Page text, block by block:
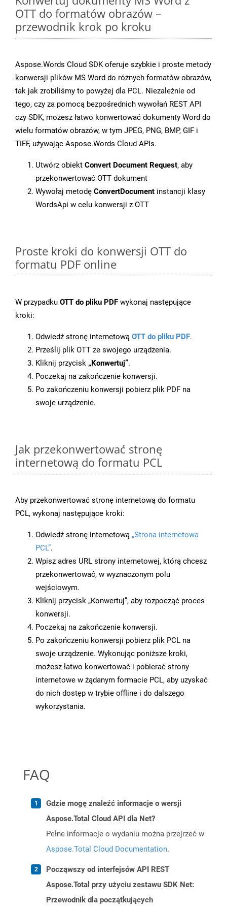
OTT do formatów obrazów –
przewodnik krok po kroku
Aspose.Words Cloud SDK oferuje szybkie i proste metody
konwersji plików MS Word do różnych formatów obrazów,
tak jak zrobiliśmy to powyżej dla PCL. Niezależnie od
tego, czy za pomocą bezpośrednich wywołań REST API
czy SDK, możesz łatwo konwertować dokumenty Word do
wielu formatów obrazów, w tym JPEG, PNG, BMP, GIF i
TIFF, używając Aspose.Words Cloud APIs.
Utwórz obiekt Convert Document Request, aby
przekonwertować OTT dokument
Wywołaj metodę ConvertDocument instancji klasy
WordsApi w celu konwersji z OTT
Proste kroki do konwersji OTT do
formatu PDF online
W przypadku OTT do pliku PDF wykonaj następujące
kroki:
Odwiedź stronę internetową OTT do pliku PDF.
Prześlij plik OTT ze swojego urządzenia.
Kliknij przycisk „Konwertuj”.
Poczekaj na zakończenie konwersji.
Po zakończeniu konwersji pobierz plik PDF na
swoje urządzenie.
Jak przekonwertować stronę
internetową do formatu PCL
Aby przekonwertować stronę internetową do formatu
PCL, wykonaj następujące kroki:
Odwiedź stronę internetową „Strona internetowa
PCL”.
Wpisz adres URL strony internetowej, którą chcesz
przekonwertować, w wyznaczonym polu
wejściowym.
Kliknij przycisk „Konwertuj”, aby rozpocząć proces
konwersji.
Poczekaj na zakończenie konwersji.
Po zakończeniu konwersji pobierz plik PCL na
swoje urządzenie. Wykonując poniższe kroki,
możesz łatwo konwertować i pobierać strony
internetowe w żądanym formacie PCL, aby uzyskać
do nich dostęp w trybie offline i do dalszego
wykorzystania.
FAQ
Gdzie mogę znaleźć informacje o wersji
Aspose.Total Cloud API dla Net?
Pełne informacje o wydaniu można przejrzeć w
Aspose.Total Cloud Documentation.
Począwszy od interfejsów API REST
Aspose.Total przy użyciu zestawu SDK Net:
Przewodnik dla początkujących